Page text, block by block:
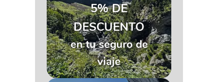
5% DE
DESCUENTO
en tu seguro de
viaje